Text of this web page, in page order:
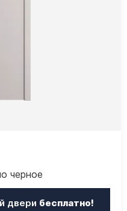
черное
двери бесплатно!